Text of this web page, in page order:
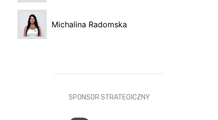
Michalina Radomska
SPONSOR STRATEGICZNY